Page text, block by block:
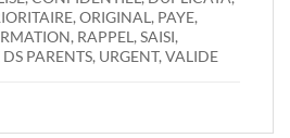
ORIGINAL, PAYE,
RAPPEL, SAISI,
PARENTS, URGENT, VALIDE